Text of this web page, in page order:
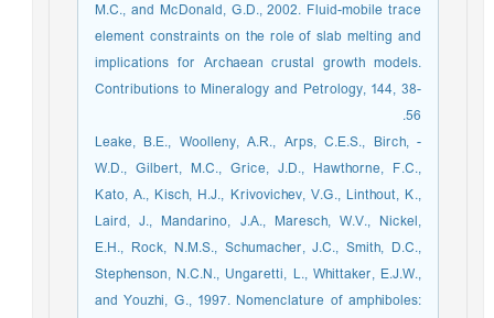
M.C., and McDonald, G.D., 2002. Fluid-mobile trace
element constraints on the role of slab melting and
implications for Archaean crustal growth models.
Contributions to Mineralogy and Petrology, 144, 38-
56.
- Leake, B.E., Woolleny, A.R., Arps, C.E.S., Birch,
W.D., Gilbert, M.C., Grice, J.D., Hawthorne, F.C.,
Kato, A., Kisch, H.J., Krivovichev, V.G., Linthout, K.,
Laird, J., Mandarino, J.A., Maresch, W.V., Nickel,
E.H., Rock, N.M.S., Schumacher, J.C., Smith, D.C.,
Stephenson, N.C.N., Ungaretti, L., Whittaker, E.J.W.,
and Youzhi, G., 1997. Nomenclature of amphiboles: